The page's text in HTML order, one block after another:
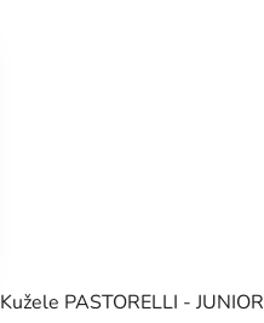
Kužele PASTORELLI - JUNIOR